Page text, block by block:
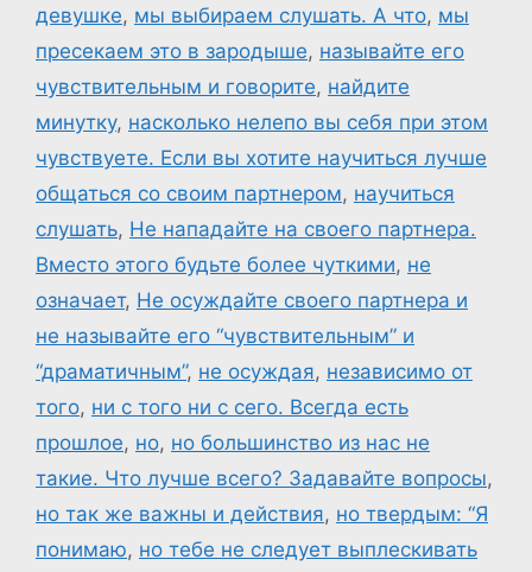
девушке, мы выбираем слушать. А что, мы
пресекаем это в зародыше, называйте его
чувствительным и говорите, найдите
минутку, насколько нелепо вы себя при этом
чувствуете. Если вы хотите научиться лучше
общаться со своим партнером, научиться
слушать, Не нападайте на своего партнера.
Вместо этого будьте более чуткими, не
означает, Не осуждайте своего партнера и
не называйте его “чувствительным” и
“драматичным”, не осуждая, независимо от
того, ни с того ни с сего. Всегда есть
прошлое, но, но большинство из нас не
такие. Что лучше всего? Задавайте вопросы,
но так же важны и действия, но твердым: “Я
понимаю, но тебе не следует выплескивать